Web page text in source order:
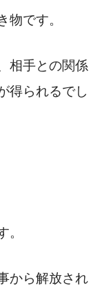
物です。
相手との関係
得られるでし
。
から解放され